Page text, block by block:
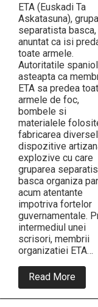
ETA (Euskadi Ta
Askatasuna),
separatista basca,
anuntat ca isi
toate armele.
Autoritatile
asteapta ca
ETA sa predea
armele de foc,
bombele si
materialele
fabricarea
dispozitive
explozive cu care
gruparea
basca organiza
acum atentante
impotriva fortelor
guvernamentale.
intermediul unei
scrisori, membrii
organizatiei ETA…
Read More
ETA